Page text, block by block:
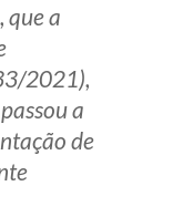
que a
2021),
a
de